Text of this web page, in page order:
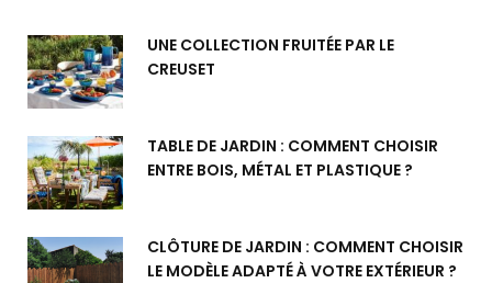
UNE COLLECTION FRUITÉE PAR LE
CREUSET
TABLE DE JARDIN : COMMENT CHOISIR
ENTRE BOIS, MÉTAL ET PLASTIQUE ?
CLÔTURE DE JARDIN : COMMENT CHOISIR
LE MODÈLE ADAPTÉ À VOTRE EXTÉRIEUR ?